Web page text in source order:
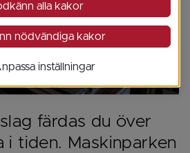
färdas du över
i tiden. Maskinparken
alla kakor
nödvändiga kakor
inställningar